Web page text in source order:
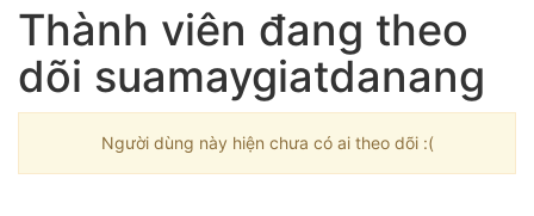
Thành viên đang theo
dõi suamaygiatdanang
Người dùng này hiện chưa có ai theo dõi :(